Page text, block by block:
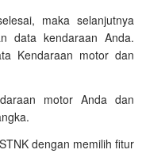
maka selanjutnya
data kendaraan Anda.
Kendaraan motor dan
motor Anda dan
dengan memilih fitur